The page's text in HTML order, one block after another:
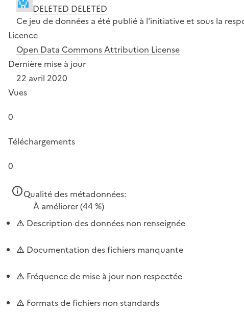
DELETED DELETED
Ce jeu de données a été publié à l'initiative et sous la
Licence
Open Data Commons Attribution License
Dernière mise à jour
22 avril 2020
Vues
0
Téléchargements
0
Qualité des métadonnées:
À améliorer(44 %)
Description des données non renseignée
Documentation des fichiers manquante
Fréquence de mise à jour non respectée
Formats de fichiers non standards